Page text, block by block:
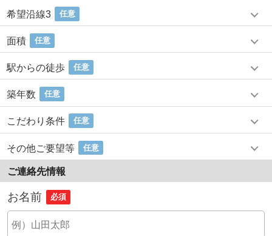
希望沿線3 任意
面積 任意
駅からの徒歩 任意
築年数 任意
こだわり条件 任意
その他ご要望等 任意
ご連絡先情報
お名前 必須